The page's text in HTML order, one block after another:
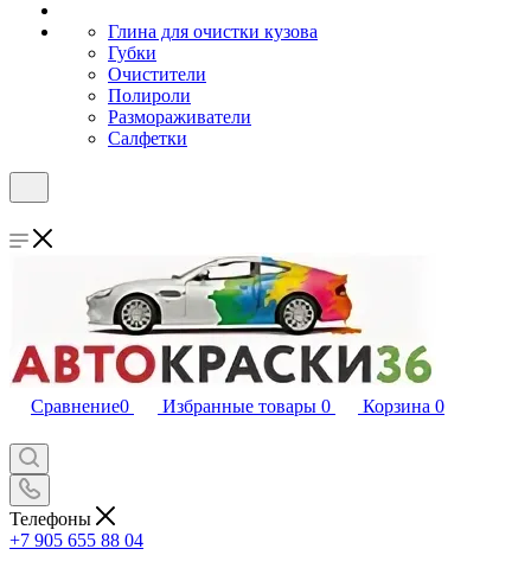
Глина для очистки кузова
Губки
Очистители
Полироли
Размораживатели
Салфетки
Сравнение0 Избранные товары 0 Корзина 0
Телефоны
+7 905 655 88 04